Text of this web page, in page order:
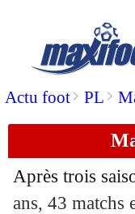
Actu foot> PL >
Après trois
ans, 43 matchs
Bayern
24/04 Lyon:
24/04 OM:
24/04 Real: